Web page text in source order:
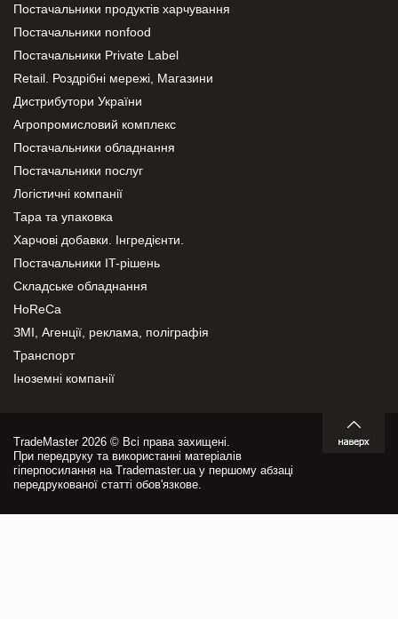
Постачальники продуктів харчування
Постачальники nonfood
Постачальники Private Label
Retail. Роздрібні мережі, Магазини
Дистрибутори України
Агропромисловий комплекс
Постачальники обладнання
Постачальники послуг
Логістичні компанії
Тара та упаковка
Харчові добавки. Інгредієнти.
Постачальники IT-рішень
Складське обладнання
HoReCa
ЗМІ, Агенції, реклама, поліграфія
Транспорт
Іноземні компанії
TradeMaster 2026 © Всі права захищені.
При передруку та використанні матеріалів
гіперпосилання на Trademaster.ua у першому абзаці
передрукованої статті обов'язкове.